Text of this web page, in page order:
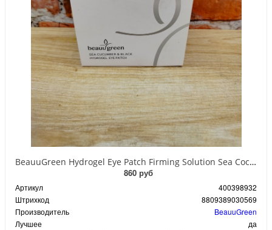
BeauuGreen Hydrogel Eye Patch Firming Solution Sea Cocumber & Black Гидрогелевые патчи для кожи вокруг глаз с экстрактом черного морского огурца 60 шт 90 гр
860 руб
Артикул
400398932
Штрихкод
8809389030569
Производитель
BeauuGreen
Лучшее
да